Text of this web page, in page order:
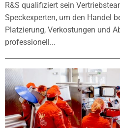
R&S qualifiziert sein
Speckexperten, um den Handel
Platzierung, Verkostungen und
professionell...